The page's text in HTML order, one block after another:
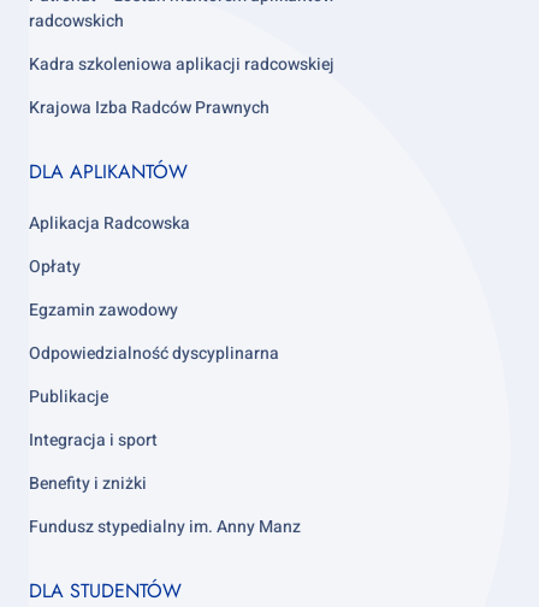
radcowskich
Kadra szkoleniowa aplikacji radcowskiej
Krajowa Izba Radców Prawnych
Footer
3
DLA APLIKANTÓW
Aplikacja Radcowska
Opłaty
Egzamin zawodowy
Odpowiedzialność dyscyplinarna
Publikacje
Integracja i sport
Benefity i zniżki
Fundusz stypedialny im. Anny Manz
Footer
DLA STUDENTÓW